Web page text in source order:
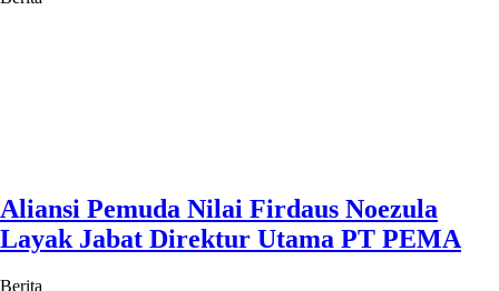
Aliansi Pemuda Nilai Firdaus Noezula
Layak Jabat Direktur Utama PT PEMA
Berita